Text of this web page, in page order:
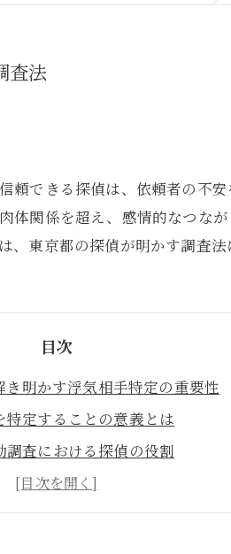
査法
できる探偵は、依頼者の不
体関係を超え、感情的なつな
東京都の探偵が明かす調査法
目次
き明かす浮気相手特定の重要性
特定することの意義とは
調査における探偵の役割
ける効果的な浮気相手の追跡手法
定がもたらす依頼者の安心感